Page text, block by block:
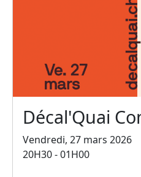
Décal'Quai
Vendredi, 27 mars 2026
20H30 - 01H00